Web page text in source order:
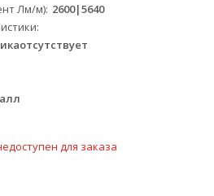
Лм/м) 2600|5640
для заказа